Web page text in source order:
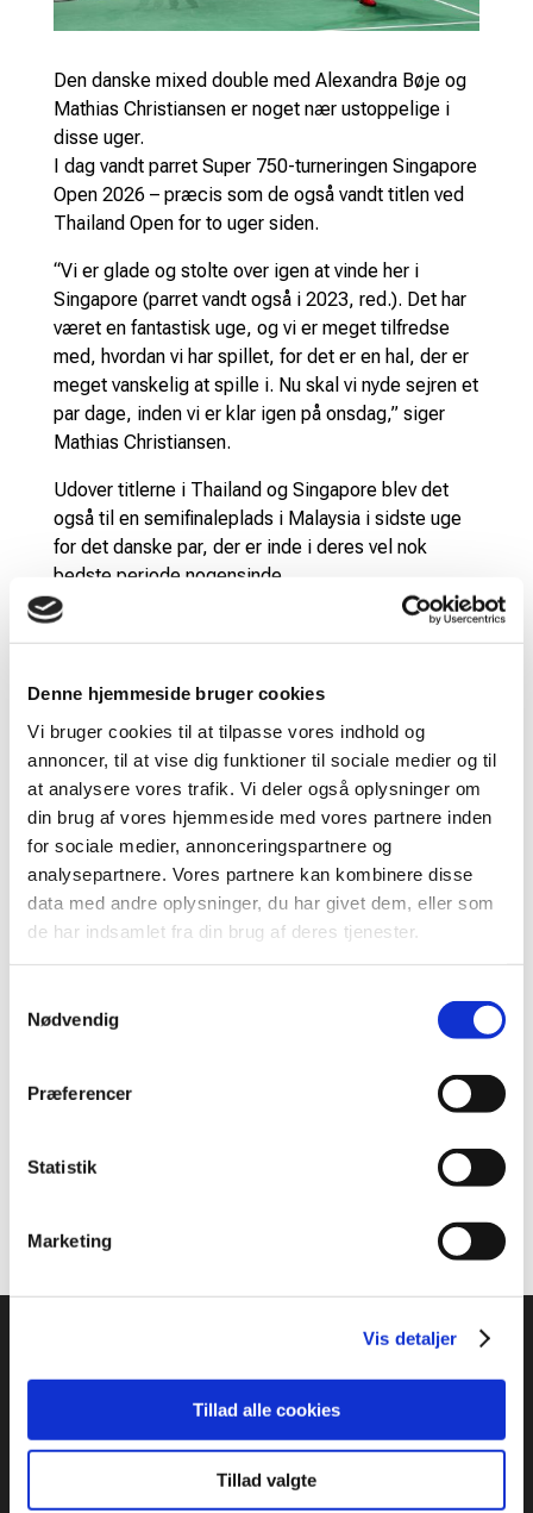
Denne hjemmeside bruger cookies
Vi bruger cookies til at tilpasse vores indhold og
annoncer, til at vise dig funktioner til sociale medier og til
at analysere vores trafik. Vi deler også oplysninger om
din brug af vores hjemmeside med vores partnere inden
for sociale medier, annonceringspartnere og
analysepartnere. Vores partnere kan kombinere disse
data med andre oplysninger, du har givet dem, eller som
de har indsamlet fra din brug af deres tjenester.
Nødvendig
Præferencer
Statistik
Marketing
Vis detaljer
Tillad alle cookies
Tillad valgte
Den danske mixed double med Alexandra Bøje og
Mathias Christiansen er noget nær ustoppelige i
disse uger.
I dag vandt parret Super 750-turneringen Singapore
Open 2026 – præcis som de også vandt titlen ved
Thailand Open for to uger siden.
“Vi er glade og stolte over igen at vinde her i
Singapore (parret vandt også i 2023, red.). Det har
været en fantastisk uge, og vi er meget tilfredse
med, hvordan vi har spillet, for det er en hal, der er
meget vanskelig at spille i. Nu skal vi nyde sejren et
par dage, inden vi er klar igen på onsdag,” siger
Mathias Christiansen.
Udover titlerne i Thailand og Singapore blev det
også til en semifinaleplads i Malaysia i sidste uge
for det danske par, der er inde i deres vel nok
bedste periode nogensinde.
“Vi er vildt glade for vores niveau over hele ugen og
over måden, vi spiller hallen på. Vi er stolte over
fokuserede på at holde niveauet. Men samtidig
tillader vi også os selv at nyde succesen lige nu,”
siger Alexandra Bøje.
I dagens finale mod japanske Shimogami/Hobara
skulle danskerne lige igennem et svært første sæt,
som blev tabt med 17-21, men derefter røg
speederen helt i bund, og begge de to næste sæt
blev vundet med stensikre 21-12.
og en check på 74.000 amerikanske dollars (knap
475.000 danske kroner).
Et kæmpestort tillykke til Alexandra og Mathias,